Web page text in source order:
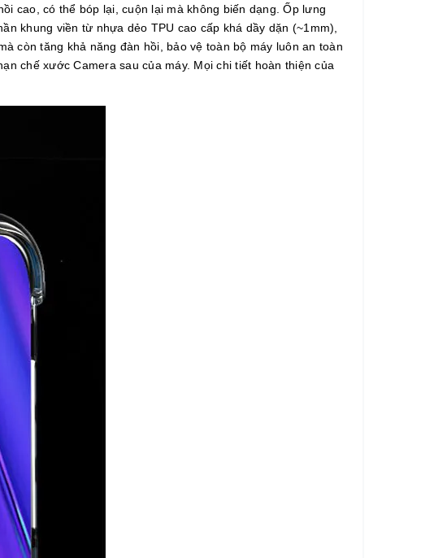
cao, có thể bóp lại, cuộn lại mà không biến dạng. Ốp lưng
khung viền từ nhựa dẻo TPU cao cấp khá dầy dặn (~1mm),
còn tăng khả năng đàn hồi, bảo vệ toàn bộ máy luôn an toàn
chế xước Camera sau của máy. Mọi chi tiết hoàn thiện của